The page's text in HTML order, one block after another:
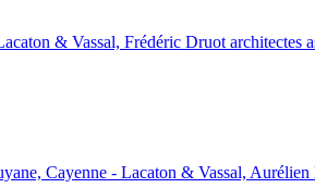
& Vassal, Frédéric Druot architectes
Cayenne - Lacaton & Vassal,